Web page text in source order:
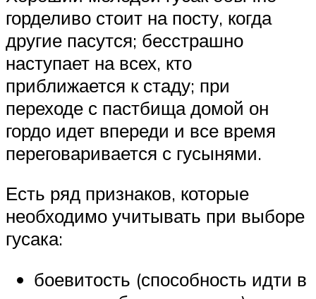
горделиво стоит на посту, когда
другие пасутся; бесстрашно
наступает на всех, кто
приближается к стаду; при
переходе с пастбища домой он
гордо идет впереди и все время
переговаривается с гусынями.
Есть ряд признаков, которые
необходимо учитывать при выборе
гусака:
боевитость (способность идти в